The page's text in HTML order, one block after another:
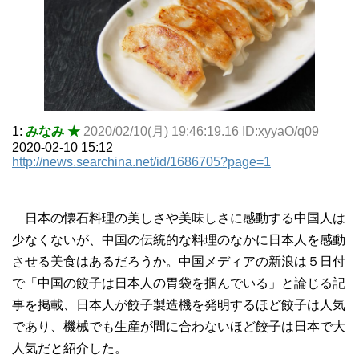
1: みなみ ★ 2020/02/10(月) 19:46:19.16 ID:xyyaO/q09
2020-02-10 15:12
http://news.searchina.net/id/1686705?page=1
日本の懐石料理の美しさや美味しさに感動する中国人は
少なくないが、中国の伝統的な料理のなかに日本人を感動
させる美食はあるだろうか。中国メディアの新浪は５日付
で「中国の餃子は日本人の胃袋を掴んでいる」と論じる記
事を掲載、日本人が餃子製造機を発明するほど餃子は人気
であり、機械でも生産が間に合わないほど餃子は日本で大
人気だと紹介した。